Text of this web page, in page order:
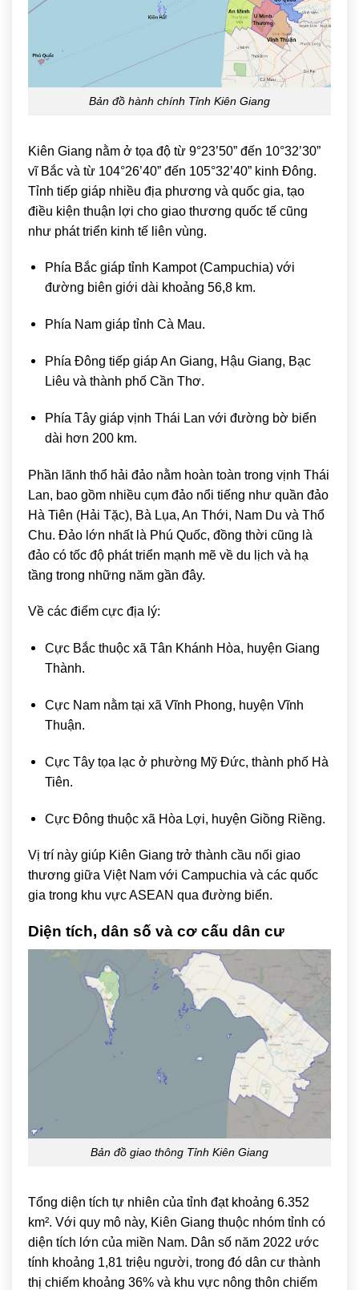
Bản đồ hành chính Tỉnh Kiên Giang
Kiên Giang nằm ở tọa độ từ 9°23’50” đến 10°32’30”
vĩ Bắc và từ 104°26’40” đến 105°32’40” kinh Đông.
Tỉnh tiếp giáp nhiều địa phương và quốc gia, tạo
điều kiện thuận lợi cho giao thương quốc tế cũng
như phát triển kinh tế liên vùng.
Phía Bắc giáp tỉnh Kampot (Campuchia) với
đường biên giới dài khoảng 56,8 km.
Phía Nam giáp tỉnh Cà Mau.
Phía Đông tiếp giáp An Giang, Hậu Giang, Bạc
Liêu và thành phố Cần Thơ.
Phía Tây giáp vịnh Thái Lan với đường bờ biển
dài hơn 200 km.
Phần lãnh thổ hải đảo nằm hoàn toàn trong vịnh Thái
Lan, bao gồm nhiều cụm đảo nổi tiếng như quần đảo
Hà Tiên (Hải Tặc), Bà Lụa, An Thới, Nam Du và Thổ
Chu. Đảo lớn nhất là Phú Quốc, đồng thời cũng là
đảo có tốc độ phát triển mạnh mẽ về du lịch và hạ
tầng trong những năm gần đây.
Về các điểm cực địa lý:
Cực Bắc thuộc xã Tân Khánh Hòa, huyện Giang
Thành.
Cực Nam nằm tại xã Vĩnh Phong, huyện Vĩnh
Thuận.
Cực Tây tọa lạc ở phường Mỹ Đức, thành phố Hà
Tiên.
Cực Đông thuộc xã Hòa Lợi, huyện Giồng Riềng.
Vị trí này giúp Kiên Giang trở thành cầu nối giao
thương giữa Việt Nam với Campuchia và các quốc
gia trong khu vực ASEAN qua đường biển.
Diện tích, dân số và cơ cấu dân cư
Bản đồ giao thông Tỉnh Kiên Giang
Tổng diện tích tự nhiên của tỉnh đạt khoảng 6.352
km². Với quy mô này, Kiên Giang thuộc nhóm tỉnh có
diện tích lớn của miền Nam. Dân số năm 2022 ước
tính khoảng 1,81 triệu người, trong đó dân cư thành
thị chiếm khoảng 36% và khu vực nông thôn chiếm